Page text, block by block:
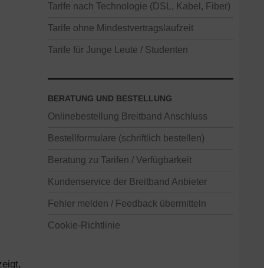
Tarife nach Technologie (DSL, Kabel, Fiber)
Tarife ohne Mindestvertragslaufzeit
Tarife für Junge Leute / Studenten
BERATUNG UND BESTELLUNG
Onlinebestellung Breitband Anschluss
Bestellformulare (schriftlich bestellen)
Beratung zu Tarifen / Verfügbarkeit
Kundenservice der Breitband Anbieter
Fehler melden / Feedback übermitteln
Cookie-Richtlinie